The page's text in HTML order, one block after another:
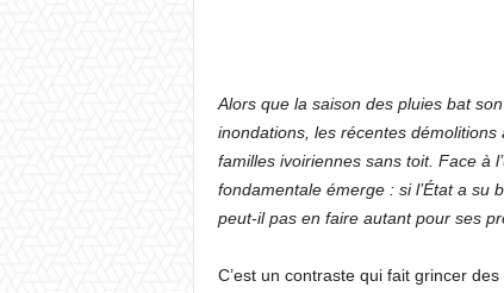
Alors que la saison des pluies bat
inondations, les récentes démolitions
familles ivoiriennes sans toit. Face à
fondamentale émerge : si l’État a su
peut-il pas en faire autant pour ses
C’est un contraste qui fait grincer